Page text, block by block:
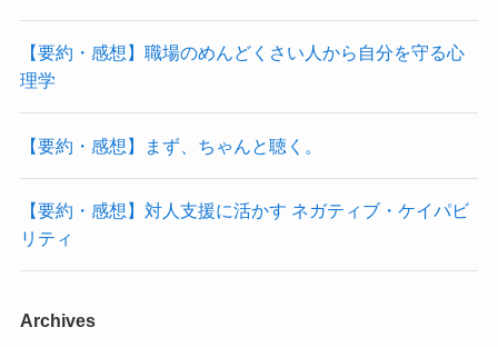
【要約・感想】職場のめんどくさい人から自分を守る心
理学
【要約・感想】まず、ちゃんと聴く。
【要約・感想】対人支援に活かす ネガティブ・ケイパビ
リティ
Archives